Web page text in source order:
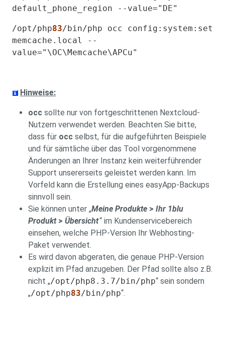
default_phone_region --value="DE"
/opt/php83/bin/php occ config:system:set
memcache.local --
value="\OC\Memcache\APCu"
Hinweise:
occ sollte nur von fortgeschrittenen Nextcloud-
Nutzern verwendet werden. Beachten Sie bitte,
dass für occ selbst, für die aufgeführten Beispiele
und für sämtliche über das Tool vorgenommene
Änderungen an Ihrer Instanz kein weiterführender
Support unsererseits geleistet werden kann. Im
Vorfeld kann die Erstellung eines easyApp-Backups
sinnvoll sein.
Sie können unter „Meine Produkte > Ihr 1blu
Produkt > Übersicht“ im Kundenservicebereich
einsehen, welche PHP-Version Ihr Webhosting-
Paket verwendet.
Es wird davon abgeraten, die genaue PHP-Version
explizit im Pfad anzugeben. Der Pfad sollte also z.B.
nicht „/opt/php8.3.7/bin/php“ sein sondern
„/opt/php83/bin/php“.